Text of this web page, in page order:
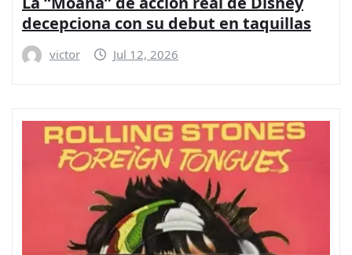
decepciona con su debut en taquillas
victor Jul 12, 2026